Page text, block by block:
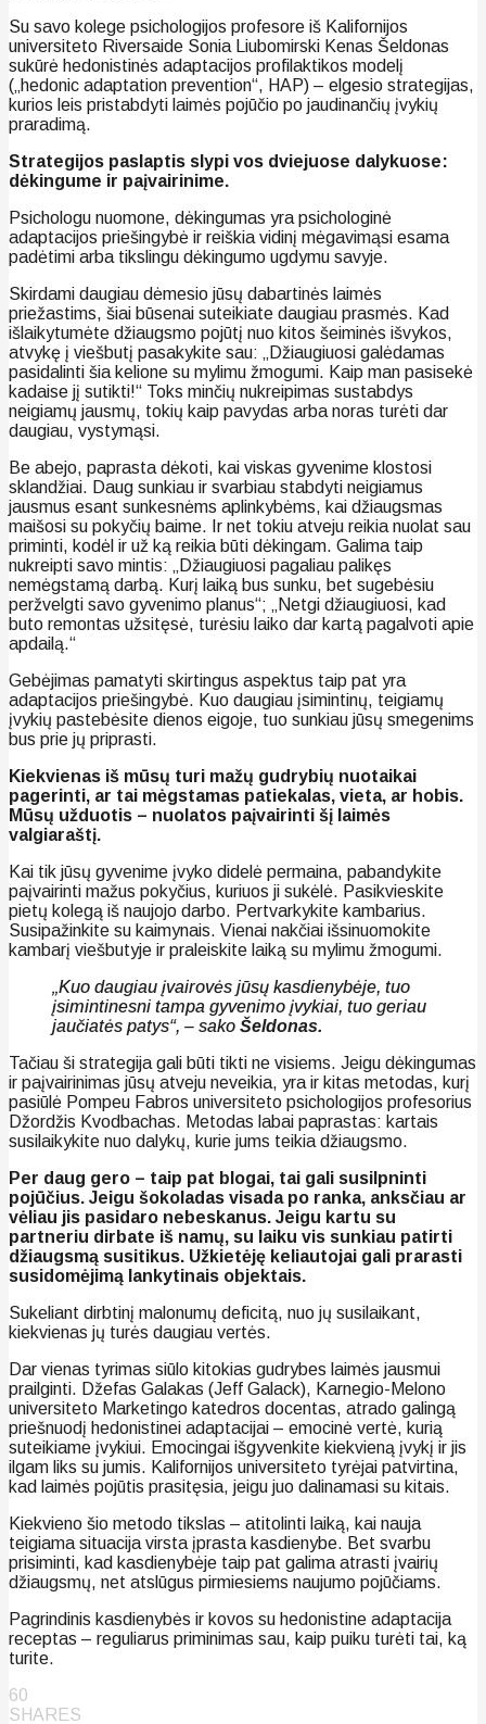
Su savo kolege psichologijos profesore iš Kalifornijos
universiteto Riversaide Sonia Liubomirski Kenas Šeldonas
sukūrė hedonistinės adaptacijos profilaktikos modelį
(„hedonic adaptation prevention“, HAP) – elgesio strategijas,
kurios leis pristabdyti laimės pojūčio po jaudinančių įvykių
praradimą.
Strategijos paslaptis slypi vos dviejuose dalykuose:
dėkingume ir paįvairinime.
Psichologu nuomone, dėkingumas yra psichologinė
adaptacijos priešingybė ir reiškia vidinį mėgavimąsi esama
padėtimi arba tikslingu dėkingumo ugdymu savyje.
Skirdami daugiau dėmesio jūsų dabartinės laimės
priežastims, šiai būsenai suteikiate daugiau prasmės. Kad
išlaikytumėte džiaugsmo pojūtį nuo kitos šeiminės išvykos,
atvykę į viešbutį pasakykite sau: „Džiaugiuosi galėdamas
pasidalinti šia kelione su mylimu žmogumi. Kaip man pasisekė
kadaise jį sutikti!“ Toks minčių nukreipimas sustabdys
neigiamų jausmų, tokių kaip pavydas arba noras turėti dar
daugiau, vystymąsi.
Be abejo, paprasta dėkoti, kai viskas gyvenime klostosi
sklandžiai. Daug sunkiau ir svarbiau stabdyti neigiamus
jausmus esant sunkesnėms aplinkybėms, kai džiaugsmas
maišosi su pokyčių baime. Ir net tokiu atveju reikia nuolat sau
priminti, kodėl ir už ką reikia būti dėkingam. Galima taip
nukreipti savo mintis: „Džiaugiuosi pagaliau palikęs
nemėgstamą darbą. Kurį laiką bus sunku, bet sugebėsiu
peržvelgti savo gyvenimo planus“; „Netgi džiaugiuosi, kad
buto remontas užsitęsė, turėsiu laiko dar kartą pagalvoti apie
apdailą.“
Gebėjimas pamatyti skirtingus aspektus taip pat yra
adaptacijos priešingybė. Kuo daugiau įsimintinų, teigiamų
įvykių pastebėsite dienos eigoje, tuo sunkiau jūsų smegenims
bus prie jų priprasti.
Kiekvienas iš mūsų turi mažų gudrybių nuotaikai
pagerinti, ar tai mėgstamas patiekalas, vieta, ar hobis.
Mūsų užduotis – nuolatos paįvairinti šį laimės
valgiaraštį.
Kai tik jūsų gyvenime įvyko didelė permaina, pabandykite
paįvairinti mažus pokyčius, kuriuos ji sukėlė. Pasikvieskite
pietų kolegą iš naujojo darbo. Pertvarkykite kambarius.
Susipažinkite su kaimynais. Vienai nakčiai išsinuomokite
kambarį viešbutyje ir praleiskite laiką su mylimu žmogumi.
„Kuo daugiau įvairovės jūsų kasdienybėje, tuo
įsimintinesni tampa gyvenimo įvykiai, tuo geriau
jaučiatės patys“, – sako Šeldonas.
Tačiau ši strategija gali būti tikti ne visiems. Jeigu dėkingumas
ir paįvairinimas jūsų atveju neveikia, yra ir kitas metodas, kurį
pasiūlė Pompeu Fabros universiteto psichologijos profesorius
Džordžis Kvodbachas. Metodas labai paprastas: kartais
susilaikykite nuo dalykų, kurie jums teikia džiaugsmo.
Per daug gero – taip pat blogai, tai gali susilpninti
pojūčius. Jeigu šokoladas visada po ranka, anksčiau ar
vėliau jis pasidaro nebeskanus. Jeigu kartu su
partneriu dirbate iš namų, su laiku vis sunkiau patirti
džiaugsmą susitikus. Užkietėję keliautojai gali prarasti
susidomėjimą lankytinais objektais.
Sukeliant dirbtinį malonumų deficitą, nuo jų susilaikant,
kiekvienas jų turės daugiau vertės.
Dar vienas tyrimas siūlo kitokias gudrybes laimės jausmui
prailginti. Džefas Galakas (Jeff Galack), Karnegio-Melono
universiteto Marketingo katedros docentas, atrado galingą
priešnuodį hedonistinei adaptacijai – emocinė vertė, kurią
suteikiame įvykiui. Emocingai išgyvenkite kiekvieną įvykį ir jis
ilgam liks su jumis. Kalifornijos universiteto tyrėjai patvirtina,
kad laimės pojūtis prasitęsia, jeigu juo dalinamasi su kitais.
Kiekvieno šio metodo tikslas – atitolinti laiką, kai nauja
teigiama situacija virsta įprasta kasdienybe. Bet svarbu
prisiminti, kad kasdienybėje taip pat galima atrasti įvairių
džiaugsmų, net atslūgus pirmiesiems naujumo pojūčiams.
Pagrindinis kasdienybės ir kovos su hedonistine adaptacija
receptas – reguliarus priminimas sau, kaip puiku turėti tai, ką
turite.
60
SHARES